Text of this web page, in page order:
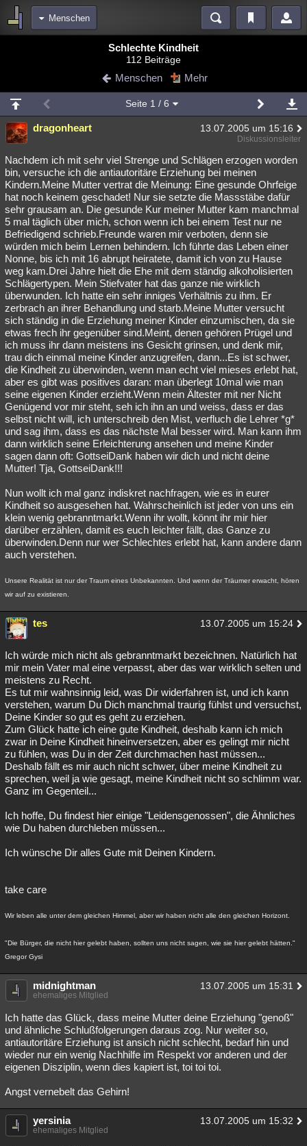
Menschen
Blogs
Chat Wiki Neuigkeiten
meine Rubriken
Menschen Wissenschaft Mystery Kriminalfälle
Spiritualität Verschwörungen Technologie Ufologie
Natur Umfragen Unterhaltung
weitere Rubriken
Philosophie Träume Orte Esoterik Literatur
Astronomie Helpdesk Gruppen Gaming Filme
Musik Clash Verbesserungen Allmystery English
Übersichten
Besucht Teilgenommen Alle Neue Geschlossen
Lesenswert Schlüsselwörter
Schlechte Kindheit
112 Beiträge
Menschen Mehr
Seite 1 / 6
dragonheart 13.07.2005 um 15:16
Diskussionsleiter
Nachdem ich mit sehr viel Strenge und Schlägen erzogen worden
bin, versuche ich die antiautoritäre Erziehung bei meinen
Kindern.Meine Mutter vertrat die Meinung: Eine gesunde Ohrfeige
hat noch keinem geschadet! Nur sie setzte die Massstäbe dafür
sehr grausam an. Die gesunde Kur meiner Mutter kam manchmal
5 mal täglich über mich, schon wenn ich bei einem Test nur ne
Befriedigend schrieb.Freunde waren mir verboten, denn sie
würden mich beim Lernen behindern. Ich führte das Leben einer
Nonne, bis ich mit 16 abrupt heiratete, damit ich von zu Hause
weg kam.Drei Jahre hielt die Ehe mit dem ständig alkoholisierten
Schlägertypen. Mein Stiefvater hat das ganze nie wirklich
überwunden. Ich hatte ein sehr inniges Verhältnis zu ihm. Er
zerbrach an ihrer Behandlung und starb.Meine Mutter versucht
sich ständig in die Erziehung meiner Kinder einzumischen, da sie
etwas frech ihr gegenüber sind.Meint, denen gehören Prügel und
ich muss ihr dann meistens ins Gesicht grinsen, und denk mir,
trau dich einmal meine Kinder anzugreifen, dann...Es ist schwer,
die Kindheit zu überwinden, wenn man echt viel mieses erlebt hat,
aber es gibt was positives daran: man überlegt 10mal wie man
seine eigenen Kinder erzieht.Wenn mein Ältester mit ner Nicht
Genügend vor mir steht, seh ich ihn an und weiss, dass er das
selbst nicht will, ich unterschreib den Mist, verfluch die Lehrer *g*
und sag ihm, dass es das nächste Mal besser wird. Man kann ihm
dann wirklich seine Erleichterung ansehen und meine Kinder
sagen dann oft: GottseiDank haben wir dich und nicht deine
Mutter! Tja, GottseiDank!!!
Nun wollt ich mal ganz indiskret nachfragen, wie es in eurer
Kindheit so ausgesehen hat. Wahrscheinlich ist jeder von uns ein
klein wenig gebranntmarkt.Wenn ihr wollt, könnt ihr mir hier
darüber erzählen, damit es euch leichter fällt, das Ganze zu
überwinden.Denn nur wer Schlechtes erlebt hat, kann andere dann
auch verstehen.
Unsere Realität ist nur der Traum eines Unbekannten. Und wenn der Träumer erwacht, hören
wir auf zu existieren.
tes 13.07.2005 um 15:24
Ich würde mich nicht als gebranntmarkt bezeichnen. Natürlich hat
mir mein Vater mal eine verpasst, aber das war wirklich selten und
meistens zu Recht.
Es tut mir wahnsinnig leid, was Dir widerfahren ist, und ich kann
verstehen, warum Du Dich manchmal traurig fühlst und versuchst,
Deine Kinder so gut es geht zu erziehen.
Zum Glück hatte ich eine gute Kindheit, deshalb kann ich mich
zwar in Deine Kindheit hineinversetzen, aber es gelingt mir nicht
zu fühlen, was Du in der Zeit durchmachen hast müssen...
Deshalb fällt es mir auch nicht schwer, über meine Kindheit zu
sprechen, weil ja wie gesagt, meine Kindheit nicht so schlimm war.
Ganz im Gegenteil...
Ich hoffe, Du findest hier einige "Leidensgenossen", die Ähnliches
wie Du haben durchleben müssen...
Ich wünsche Dir alles Gute mit Deinen Kindern.
take care
Wir leben alle unter dem gleichen Himmel, aber wir haben nicht alle den gleichen Horizont.
"Die Bürger, die nicht hier gelebt haben, sollten uns nicht sagen, wie sie hier gelebt hätten."
Gregor Gysi
midnightman 13.07.2005 um 15:31
ehemaliges Mitglied
Ich hatte das Glück, dass meine Mutter deine Erziehung "genoß"
und ähnliche Schlußfolgerungen daraus zog. Nur weiter so,
antiautoritäre Erziehung ist ansich nicht schlecht, bedarf hin und
wieder nur ein wenig Nachhilfe im Respekt vor anderen und der
eigenen Disziplin, wenn dies kapiert ist, toi toi toi.
Angst vernebelt das Gehirn!
yersinia 13.07.2005 um 15:32
ehemaliges Mitglied